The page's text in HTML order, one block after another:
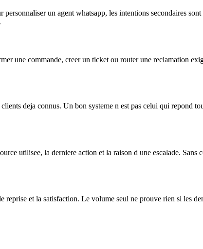
un agent whatsapp, les intentions secondaires
une commande, creer un ticket ou router une reclamation
deja connus. Un bon systeme n est pas celui qui repond
utilisee, la derniere action et la raison d une escalade.
reprise et la satisfaction. Le volume seul ne prouve rien si les